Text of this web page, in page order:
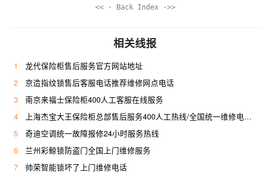
<< · Back Index ·>>
相关线报
1
龙代保险柜售后服务官方网站地址
2
京造指纹锁售后客服电话推荐维修网点电话
3
南京来福士保险柜400人工客服在线服务
4
上海杰宝大王保险柜总部售后服务400人工热线/全国统一维修电话是多少
5
奇迪空调统一故障报修24小时服务热线
6
兰州彩鲸锁防盗门全国上门维修服务
7
帅荣智能锁坏了上门维修电话